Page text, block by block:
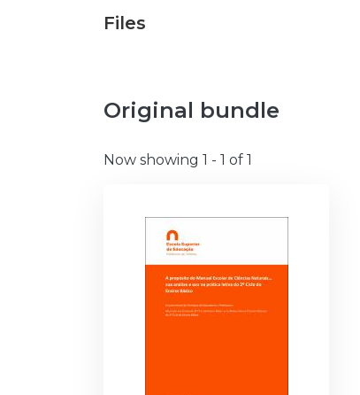
Files
Original bundle
Now showing 1 - 1 of 1